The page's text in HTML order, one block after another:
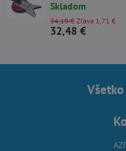
Skladom
32,48 €
34,19 € Zľava 1,71 €